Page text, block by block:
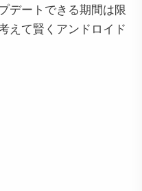
デートできる期間は限
えて賢くアンドロイド